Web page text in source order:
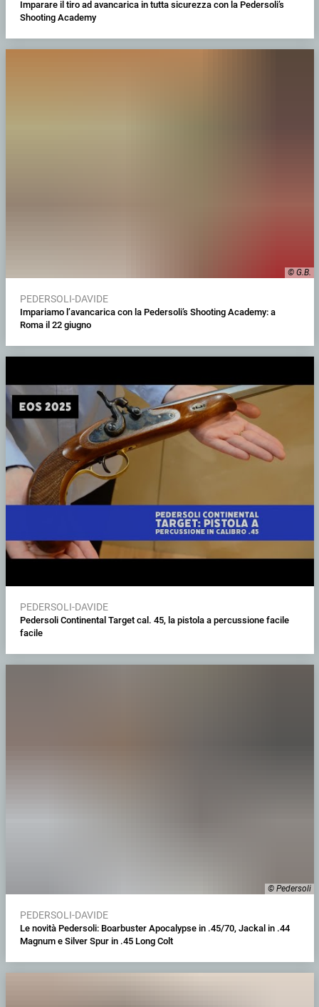
Imparare il tiro ad avancarica in tutta sicurezza con la Pedersoli’s
Shooting Academy
© G.B.
PEDERSOLI-DAVIDE
Impariamo l’avancarica con la Pedersoli’s Shooting Academy: a
Roma il 22 giugno
PEDERSOLI-DAVIDE
Pedersoli Continental Target cal. 45, la pistola a percussione facile
facile
© Pedersoli
PEDERSOLI-DAVIDE
Le novità Pedersoli: Boarbuster Apocalypse in .45/70, Jackal in .44
Magnum e Silver Spur in .45 Long Colt